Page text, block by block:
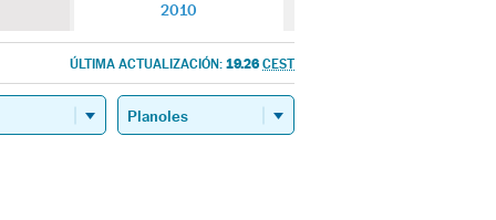
2010
ÚLTIMA ACTUALIZACIÓN: 19.26 CEST